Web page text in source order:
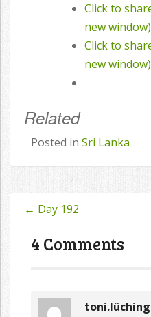
Click to
new window)
Click to
new window)
Related
Posted in Sri Lanka
Post
navigation
← Day 192
4 Comments